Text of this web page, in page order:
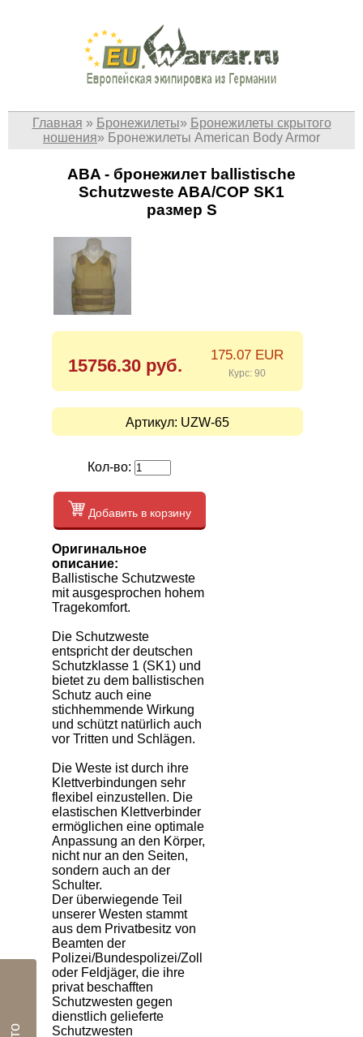
Главная » Бронежилеты» Бронежилеты скрытого
ношения» Бронежилеты American Body Armor
ABA - бронежилет ballistische
Schutzweste ABA/COP SK1
размер S
15756.30 руб.
175.07 EUR
Курс: 90
Артикул: UZW-65
Кол-во:
Добавить в корзину
Оригинальное
описание:
Ballistische Schutzweste
mit ausgesprochen hohem
Tragekomfort.
Die Schutzweste
entspricht der deutschen
Schutzklasse 1 (SK1) und
bietet zu dem ballistischen
Schutz auch eine
stichhemmende Wirkung
und schützt natürlich auch
vor Tritten und Schlägen.
Die Weste ist durch ihre
Klettverbindungen sehr
flexibel einzustellen. Die
elastischen Klettverbinder
ermöglichen eine optimale
Anpassung an den Körper,
nicht nur an den Seiten,
sondern auch an der
Schulter.
Der überwiegende Teil
unserer Westen stammt
aus dem Privatbesitz von
Beamten der
Polizei/Bundespolizei/Zoll
oder Feldjäger, die ihre
privat beschafften
Schutzwesten gegen
dienstlich gelieferte
Schutzwesten